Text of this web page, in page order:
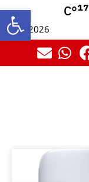
פתח 17
°C
10/08/2026